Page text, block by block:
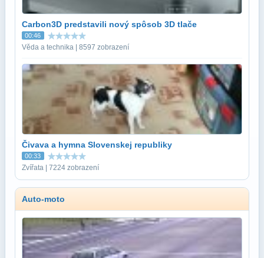
Carbon3D predstavili nový spôsob 3D tlače
00:46
Věda a technika | 8597 zobrazení
Čivava a hymna Slovenskej republiky
00:33
Zvířata | 7224 zobrazení
Auto-moto